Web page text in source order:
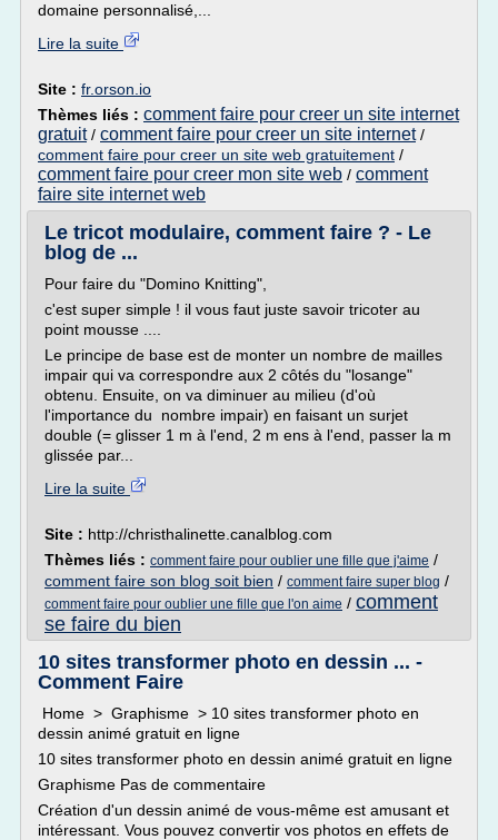
domaine personnalisé,...
Lire la suite
Site : fr.orson.io
Thèmes liés : comment faire pour creer un site internet
gratuit/ comment faire pour creer un site internet/
comment faire pour creer un site web gratuitement /
comment faire pour creer mon site web / comment
faire site internet web
Le tricot modulaire, comment faire ? - Le
blog de ...
Pour faire du "Domino Knitting",
c'est super simple ! il vous faut juste savoir tricoter au
point mousse ....
Le principe de base est de monter un nombre de mailles
impair qui va correspondre aux 2 côtés du "losange"
obtenu. Ensuite, on va diminuer au milieu (d'où
l'importance du nombre impair) en faisant un surjet
double (= glisser 1 m à l'end, 2 m ens à l'end, passer la m
glissée par...
Lire la suite
Site : http://christhalinette.canalblog.com
Thèmes liés : comment faire pour oublier une fille que j'aime /
comment faire son blog soit bien / comment faire super blog /
comment faire pour oublier une fille que l'on aime / comment
se faire du bien
10 sites transformer photo en dessin ... -
Comment Faire
Home > Graphisme > 10 sites transformer photo en
dessin animé gratuit en ligne
10 sites transformer photo en dessin animé gratuit en ligne
Graphisme Pas de commentaire
Création d'un dessin animé de vous-même est amusant et
intéressant. Vous pouvez convertir vos photos en effets de